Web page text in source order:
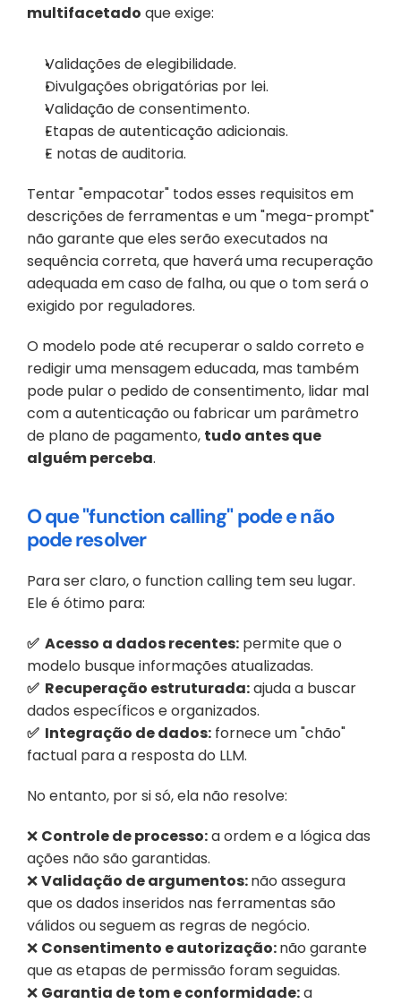
multifacetado que exige:
Validações de elegibilidade.
Divulgações obrigatórias por lei.
Validação de consentimento.
Etapas de autenticação adicionais.
E notas de auditoria.
Tentar "empacotar" todos esses requisitos em
descrições de ferramentas e um "mega-prompt"
não garante que eles serão executados na
sequência correta, que haverá uma recuperação
adequada em caso de falha, ou que o tom será o
exigido por reguladores.
O modelo pode até recuperar o saldo correto e
redigir uma mensagem educada, mas também
pode pular o pedido de consentimento, lidar mal
com a autenticação ou fabricar um parâmetro
de plano de pagamento, tudo antes que
alguém perceba.
O que "function calling" pode e não
pode resolver
Para ser claro, o function calling tem seu lugar.
Ele é ótimo para:
✅  Acesso a dados recentes: permite que o
modelo busque informações atualizadas.
✅  Recuperação estruturada: ajuda a buscar
dados específicos e organizados.
✅  Integração de dados: fornece um "chão"
factual para a resposta do LLM.
No entanto, por si só, ela não resolve:
❌ Controle de processo: a ordem e a lógica das
ações não são garantidas.
❌ Validação de argumentos: não assegura
que os dados inseridos nas ferramentas são
válidos ou seguem as regras de negócio.
❌ Consentimento e autorização: não garante
que as etapas de permissão foram seguidas.
❌ Garantia de tom e conformidade: a